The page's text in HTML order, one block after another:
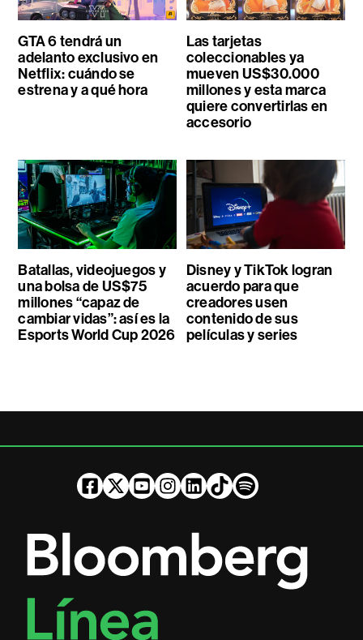
GTA 6 tendrá un
adelanto exclusivo en
Netflix: cuándo se
estrena y a qué hora
Las tarjetas
coleccionables ya
mueven US$30.000
millones y esta marca
quiere convertirlas en
accesorio
Batallas, videojuegos y
una bolsa de US$75
millones “capaz de
cambiar vidas”: así es la
Esports World Cup 2026
Disney y TikTok logran
acuerdo para que
creadores usen
contenido de sus
películas y series